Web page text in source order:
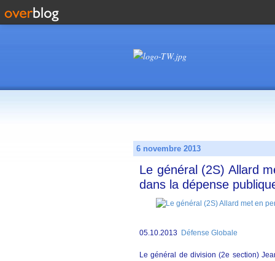
6 novembre 2013
Le général (2S) Allard
dans la dépense
05.10.2013 Défense Globale
Le général de division (2e section)